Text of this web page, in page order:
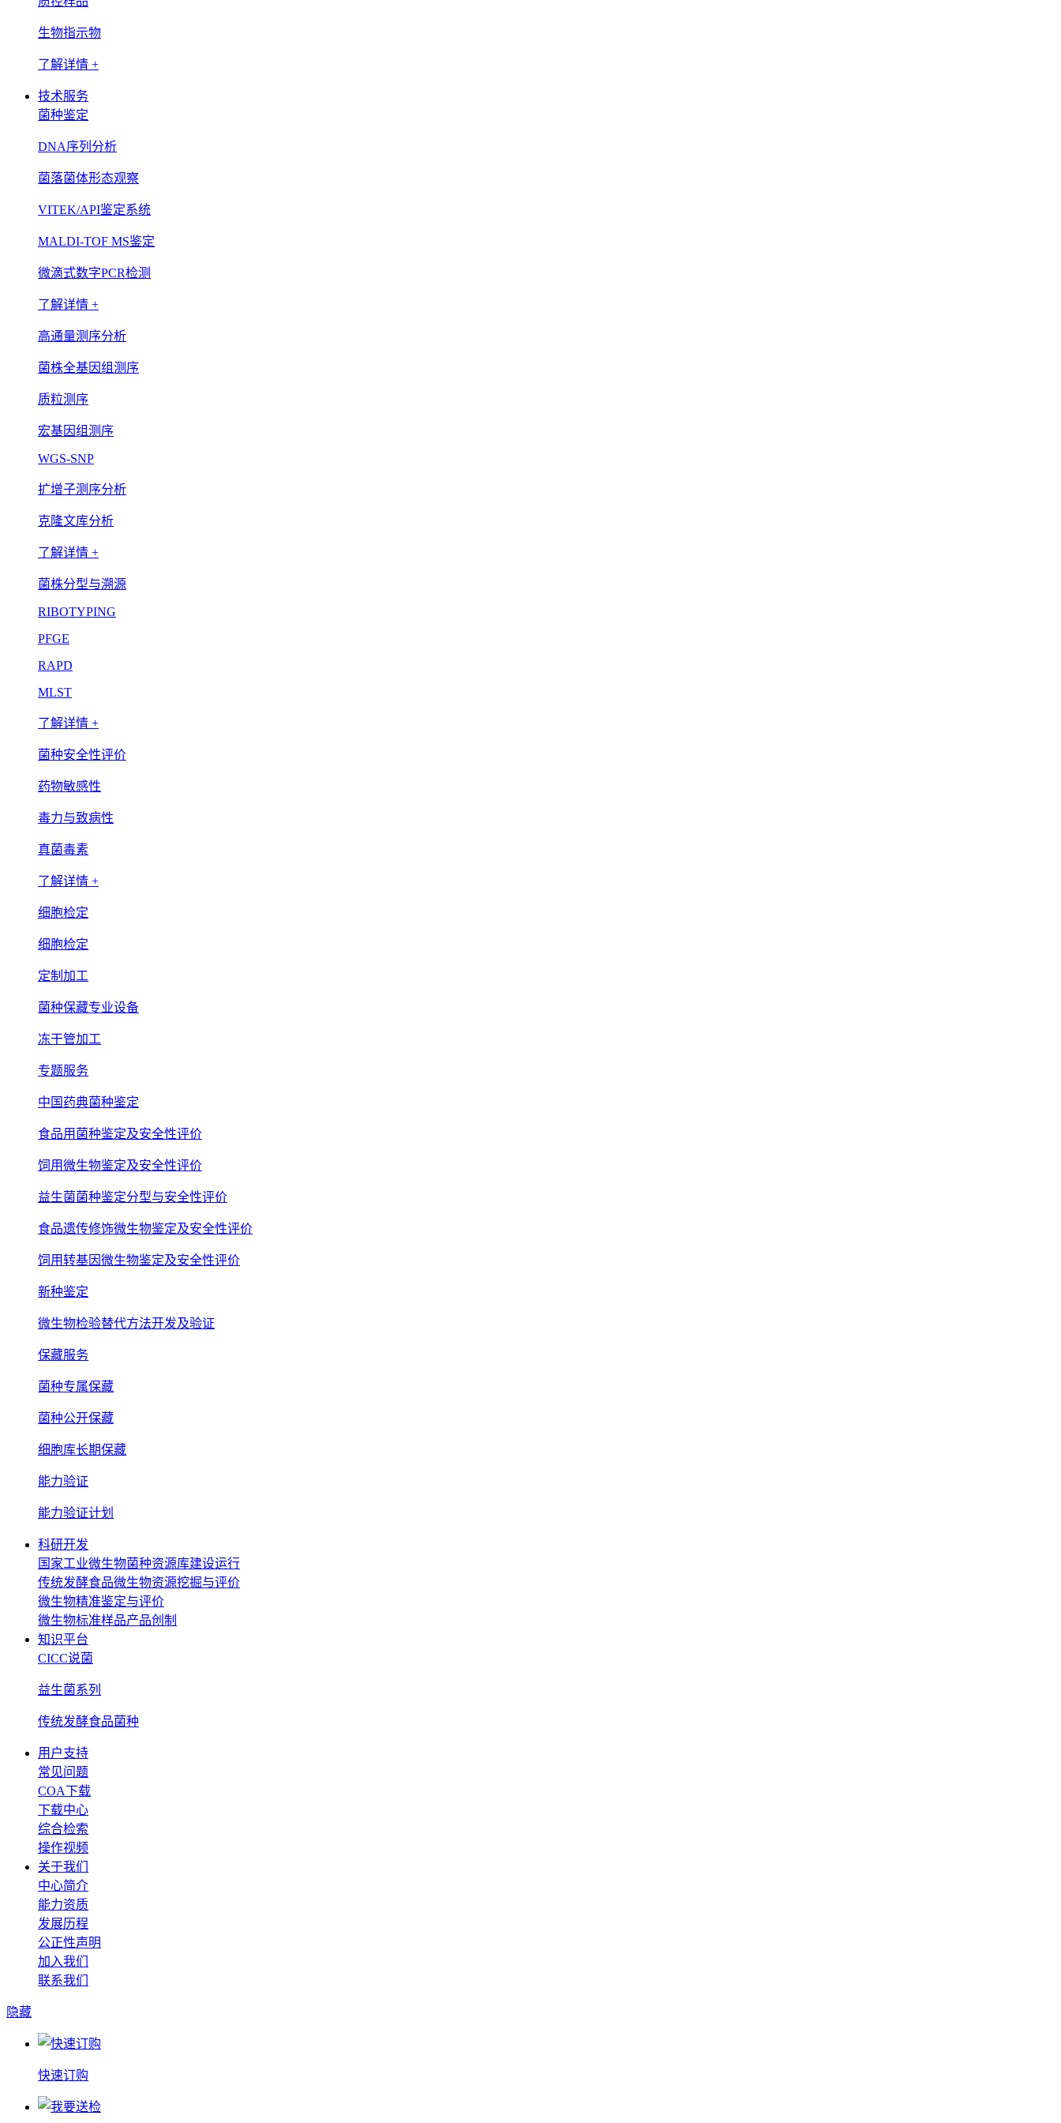
生物指示物
了解详情 +
技术服务
菌种鉴定
DNA序列分析
菌落菌体形态观察
VITEK/API鉴定系统
MALDI-TOF MS鉴定
微滴式数字PCR检测
了解详情 +
高通量测序分析
菌株全基因组测序
质粒测序
宏基因组测序
WGS-SNP
扩增子测序分析
克隆文库分析
了解详情 +
菌株分型与溯源
RIBOTYPING
PFGE
RAPD
MLST
了解详情 +
菌种安全性评价
药物敏感性
毒力与致病性
真菌毒素
了解详情 +
细胞检定
细胞检定
定制加工
菌种保藏专业设备
冻干管加工
专题服务
中国药典菌种鉴定
食品用菌种鉴定及安全性评价
饲用微生物鉴定及安全性评价
益生菌菌种鉴定分型与安全性评价
食品遗传修饰微生物鉴定及安全性评价
饲用转基因微生物鉴定及安全性评价
新种鉴定
微生物检验替代方法开发及验证
保藏服务
菌种专属保藏
菌种公开保藏
细胞库长期保藏
能力验证
能力验证计划
科研开发
国家工业微生物菌种资源库建设运行
传统发酵食品微生物资源挖掘与评价
微生物精准鉴定与评价
微生物标准样品产品创制
知识平台
CICC说菌
益生菌系列
传统发酵食品菌种
用户支持
常见问题
COA下载
下载中心
综合检索
操作视频
关于我们
中心简介
能力资质
发展历程
公正性声明
加入我们
联系我们
隐藏
快速订购